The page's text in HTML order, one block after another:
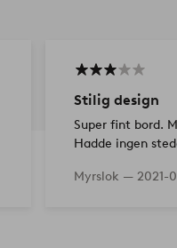
Stilig design
Super fint bord.
Hadde ingen
Myrslok — 2021-